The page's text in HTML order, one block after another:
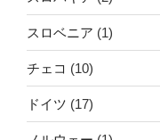
スロベニア (1)
チェコ (10)
ドイツ (17)